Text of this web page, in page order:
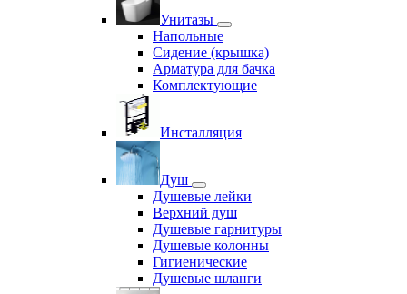
Унитазы
Напольные
Сидение (крышка)
Арматура для бачка
Комплектующие
Инсталляция
Душ
Душевые лейки
Верхний душ
Душевые гарнитуры
Душевые колонны
Гигиенические
Душевые шланги